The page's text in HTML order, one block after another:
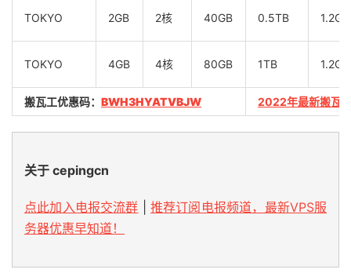
TOKYO 2GB 2核 40GB 0.5TB
TOKYO 4GB 4核 80GB 1TB
搬瓦工优惠码： BWH3HYATVBJW 2022年最新搬瓦
关于 cepingcn
点此加入电报交流群
推荐订阅电报频道，最新VPS服
务器优惠早知道！